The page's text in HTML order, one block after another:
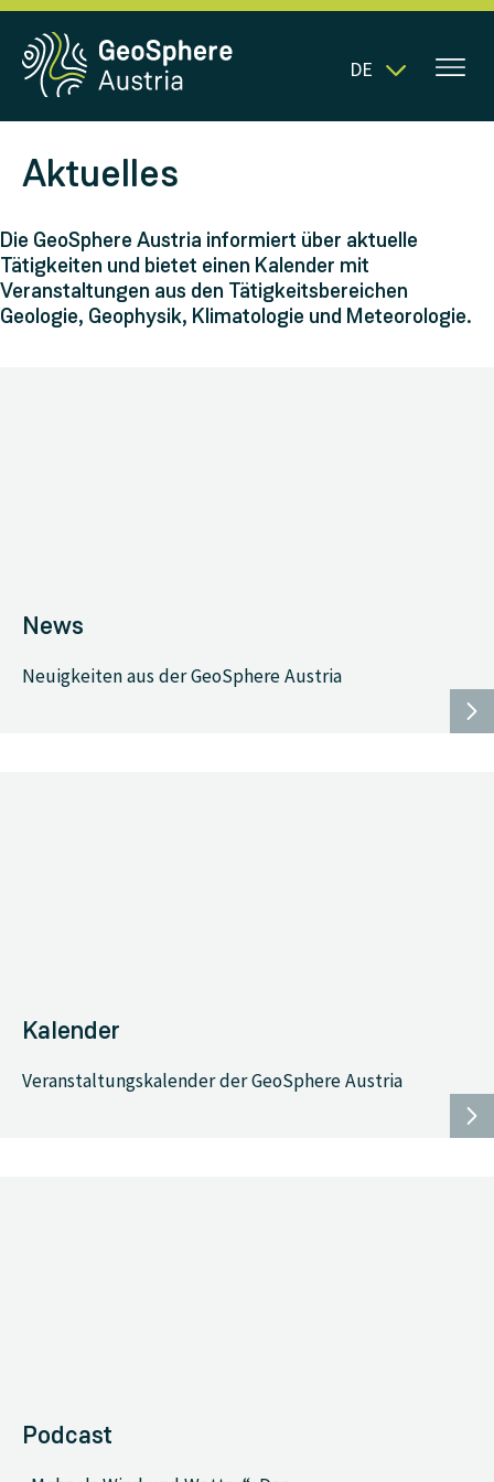
DE
Aktuelles
Die GeoSphere Austria informiert über aktuelle
Tätigkeiten und bietet einen Kalender mit
Veranstaltungen aus den Tätigkeitsbereichen
Geologie, Geophysik, Klimatologie und Meteorologie.
News
Neuigkeiten aus der GeoSphere Austria
Kalender
Veranstaltungskalender der GeoSphere Austria
Podcast